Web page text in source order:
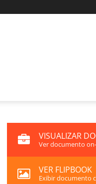
VISUALIZAR
Ver documento
VER FLIPBOOK
Exibir documento